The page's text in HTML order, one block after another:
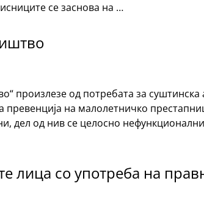
се заснова на …
произлезе од потребата за
превенција на малолетничко
дел од нив се целосно
лица со употреба на